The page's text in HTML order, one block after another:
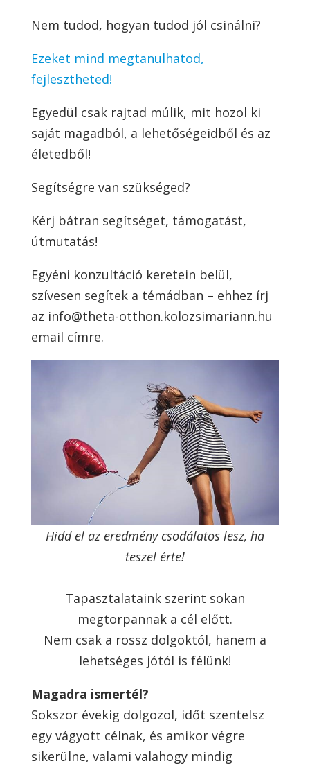
Nem tudod, hogyan tudod jól csinálni?
Ezeket mind megtanulhatod,
fejlesztheted!
Egyedül csak rajtad múlik, mit hozol ki
saját magadból, a lehetőségeidből és az
életedből!
Segítségre van szükséged?
Kérj bátran segítséget, támogatást,
útmutatás!
Egyéni konzultáció keretein belül,
szívesen segítek a témádban – ehhez írj
az info@theta-otthon.kolozsimariann.hu
email címre.
Hidd el az eredmény csodálatos lesz, ha
teszel érte!
Tapasztalataink szerint sokan
megtorpannak a cél előtt.
Nem csak a rossz dolgoktól, hanem a
lehetséges jótól is félünk!
Magadra ismertél?
Sokszor évekig dolgozol, időt szentelsz
egy vágyott célnak, és amikor végre
sikerülne, valami valahogy mindig